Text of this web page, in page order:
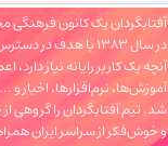
آفتابگردان یک کانون فرهنگی
در سال ۱۳۸۳ با هدف در
آنچه یک کاربر رایانه نیاز دارد،
آموزش‌ها، نرم‌افزارها، اخبار و
شد. تیم آفتابگردان را گروهی
و خوش‌فکر از سراسر ایران